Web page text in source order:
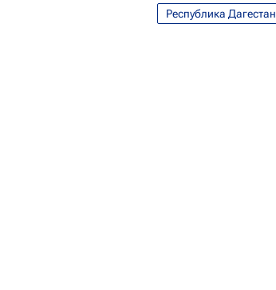
Республика Дагестан